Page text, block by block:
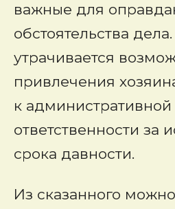
важные для
обстоятельства
утрачивается
привлечения
к административной
ответственности за
срока давности.
Из сказанного